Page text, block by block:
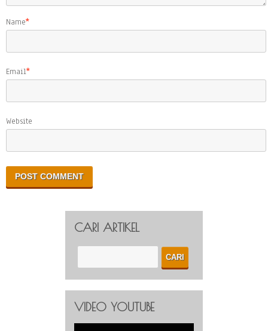
Name*
Email*
Website
CARI ARTIKEL
VIDEO YOUTUBE